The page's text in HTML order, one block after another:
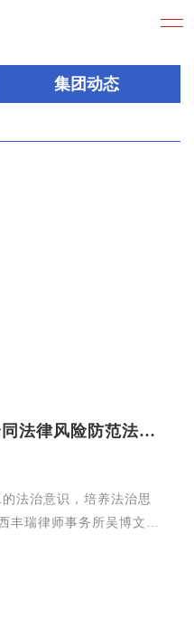
集团动态
西安商贸物流集团举办合同法律风险防范法治讲座
法治意识，培养法治思
丰瑞律师事务所吴博文律